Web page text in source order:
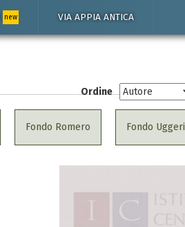
new VIA APPIA ANTICA
Ordine
Fondo Romero Fondo Uggeri